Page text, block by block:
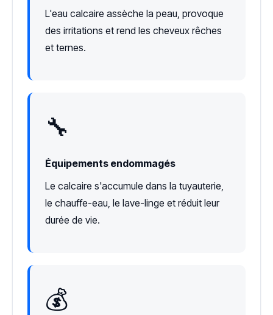
L'eau calcaire assèche la peau, provoque
des irritations et rend les cheveux rêches
et ternes.
🔧
Équipements endommagés
Le calcaire s'accumule dans la tuyauterie,
le chauffe-eau, le lave-linge et réduit leur
durée de vie.
💰